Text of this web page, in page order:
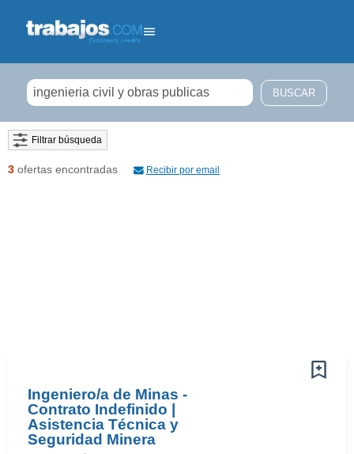
Filtrar búsqueda
3 ofertas encontradas Recibir por email
Ingeniero/a de Minas -
Contrato Indefinido |
Asistencia Técnica y
Seguridad Minera